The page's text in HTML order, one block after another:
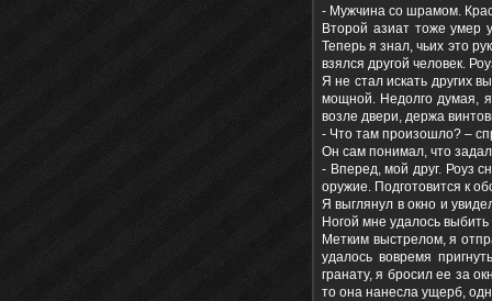
- Мужчина со шрамом.
Второй азиат тоже умер
Теперь я знал, чьих это
взялся другой человек.
Я не стал искать других
мощной. Недолго думая, я
возле двери, держа
- Что там произошло? –
Он сам понимал, что
- Вперед, мой друг. Роуз
оружие. Подготовится к
Я выглянул в окно и
Ногой мне удалось
Метким выстрелом, я
удалось вовремя
гранату, я бросил ее за
то она нанесла ущерб,